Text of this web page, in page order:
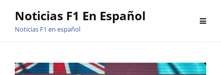
Noticias F1 En Español
Noticias F1 en español